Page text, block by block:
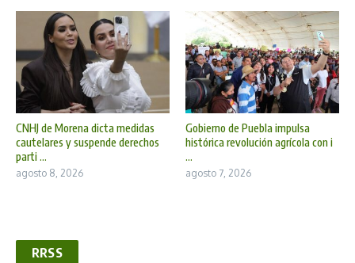
CNHJ de Morena dicta medidas
cautelares y suspende derechos
parti ...
agosto 8, 2026
Gobierno de Puebla impulsa
histórica revolución agrícola con i
...
agosto 7, 2026
RRSS